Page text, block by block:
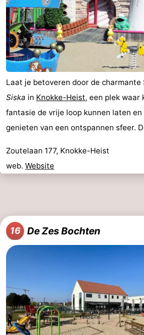
Laat je betoveren door de charmante
Siska in Knokke-Heist, een plek waar
fantasie de vrije loop kunnen laten en
genieten van een ontspannen sfeer.
Zoutelaan 177, Knokke-Heist
web. Website
16 De Zes Bochten